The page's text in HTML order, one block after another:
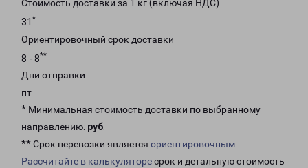
Стоимость доставки за 1 кг (включая НДС)
31 *
Ориентировочный срок доставки
8 - 8**
Дни отправки
пт
* Минимальная стоимость доставки по выбранному
направлению: руб.
** Срок перевозки является ориентировочным
Рассчитайте в калькуляторесрок и детальную стоимость